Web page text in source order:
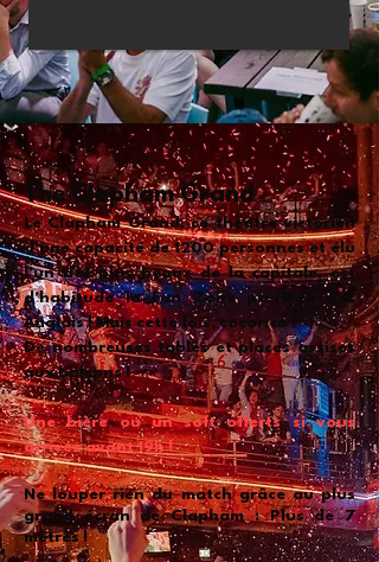
The Clapham Grand
Le Clapham Grand, ce théâtre victorien
d'une capacité de 1200 personnes et élu
l'un des plus beaux de la capitale, est
d'habitude la Fan Zone préférée des
Anglais ! Mais cette fois, cocorico !
De nombreuses tables et places assises
aux balcons !
Une bière ou un soft offerts si vous
arrivez avant 19h !
Ne louper rien du match grâce au plus
grand écran de Clapham : Plus de 7
mètres !